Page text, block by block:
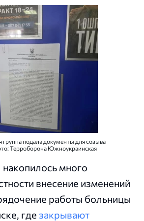
группа подала документы для созыва
Терроборона Южноукраинская
накопилось много
внесение изменений
работы больницы
где закрывают